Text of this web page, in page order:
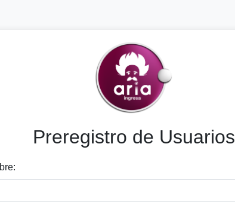
Preregistro de Usuarios